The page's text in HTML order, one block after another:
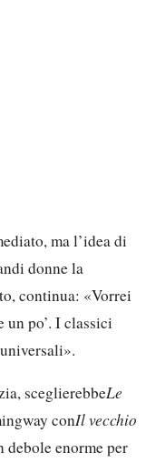
ma l’idea di
donne la
continua: «Vorrei
po’. I classici
sceglierebbeLe
conIl vecchio
debole enorme per